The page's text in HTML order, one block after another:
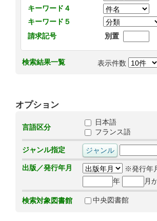
キーワード４
キーワード５
請求記号
別置
検索結果一覧 表示件数
オプション
言語区分
日本語
フランス語
ジャンル指定
出版／発行年月
※発行年
年
月
検索対象図書館 中央図書館